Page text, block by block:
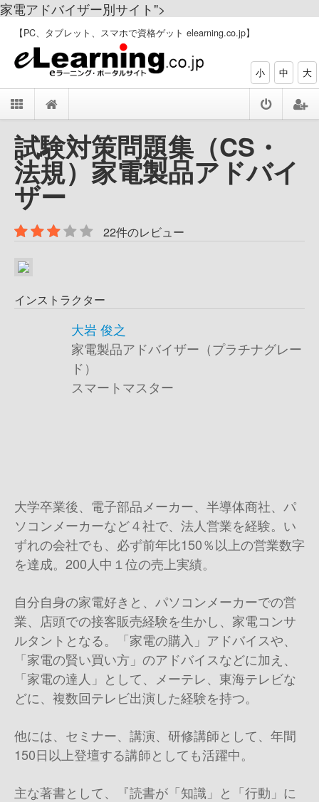
家電アドバイザー別サイト">
【PC、タブレット、スマホで資格ゲット elearning.co.jp】
小 中 大
試験対策問題集（CS・
法規）家電製品アドバイ
ザー
22件のレビュー
インストラクター
大岩 俊之
家電製品アドバイザー（プラチナグレー
ド）
スマートマスター
大学卒業後、電子部品メーカー、半導体商社、パ
ソコンメーカーなど４社で、法人営業を経験。い
ずれの会社でも、必ず前年比150％以上の営業数字
を達成。200人中１位の売上実績。
自分自身の家電好きと、パソコンメーカーでの営
業、店頭での接客販売経験を生かし、家電コンサ
ルタントとなる。「家電の購入」アドバイスや、
「家電の賢い買い方」のアドバイスなどに加え、
「家電の達人」として、メーテレ、東海テレビな
どに、複数回テレビ出演した経験を持つ。
他には、セミナー、講演、研修講師として、年間
150日以上登壇する講師としても活躍中。
主な著書として、『読書が「知識」と「行動」に